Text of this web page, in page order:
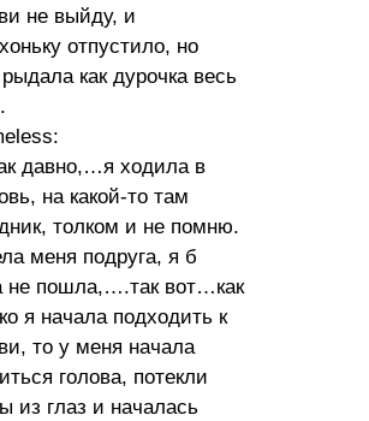
не выйду, и
отпустило, но
как дурочка весь
давно,…я ходила в
на какой-то там
толком и не помню.
меня подруга, я б
не пошла,….так вот…как
я начала подходить к
то у меня начала
голова, потекли
из глаз и началась